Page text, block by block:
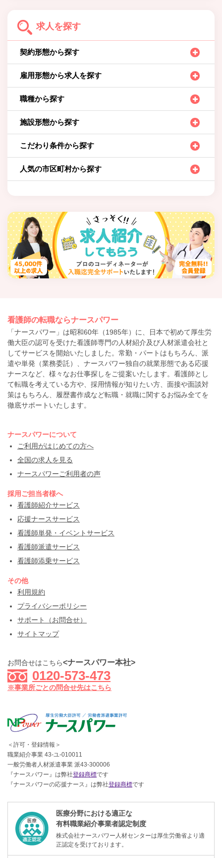
求人を探す
契約形態から探す
雇用形態から求人を探す
職種から探す
施設形態から探す
こだわり条件から探す
人気の市区町村から探す
看護師の転職ならナースパワー
「ナースパワー」は昭和60年（1985年）に、日本で初めて厚生労
働大臣の認可を受けた看護師専門の人材紹介及び人材派遣会社と
してサービスを開始いたしました。常勤・パートはもちろん、派
遣や単発（業務委託）、ナースパワー独自の就業形態である応援
ナースなど、様々なお仕事探しをご提案いたします。看護師とし
て転職を考えている方や、採用情報が知りたい方、面接や面談対
策はもちろん、履歴書作成など転職・就職に関するお悩み全てを
徹底サポートいたします。
ナースパワーについて
ご利用がはじめての方へ
全国の求人を見る
ナースパワーご利用者の声
採用ご担当者様へ
看護師紹介サービス
応援ナースサービス
看護師単発・イベントサービス
看護師派遣サービス
看護師添乗サービス
その他
利用規約
プライバシーポリシー
サポート（お問合せ）
サイトマップ
お問合せはこちら<ナースパワー本社>
0120-573-473
※事業所ごとの問合せ先はこちら
＜許可・登録情報＞
職業紹介事業 43-ユ-010011
一般労働者人材派遣事業 派43-300006
『ナースパワー』は弊社登録商標です
『ナースパワーの応援ナース』は弊社登録商標です
医療分野における適正な
有料職業紹介事業者認定制度
株式会社ナースパワー人材センターは厚生労働省より適
正認定を受けております。